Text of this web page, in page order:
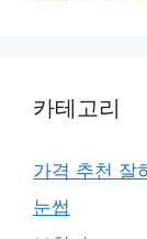
카테고리
가격 추천 잘
눈썹